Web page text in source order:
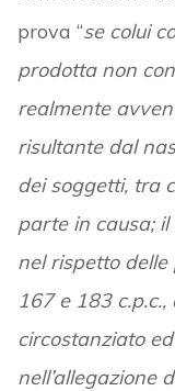
prova “se colui
prodotta non
realmente
risultante dal
dei soggetti, tra
parte in causa;
nel rispetto
167 e 183
circostanziato
nell’allegazione